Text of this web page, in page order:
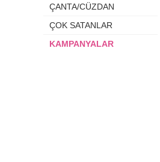
ÇANTA/CÜZDAN
ÇOK SATANLAR
KAMPANYALAR